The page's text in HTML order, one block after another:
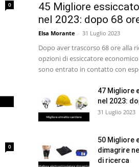
0
0
45 Migliore
nel 2023: dopo 68
Elsa Morante - 31 Luglio 2023
Dopo aver trascorso 68 ore alla
opzioni di essiccatore
sono entrato in contatto con
47 Migliore
nel 2023:
31 Luglio 2023
50
dimagrire
di ricerca